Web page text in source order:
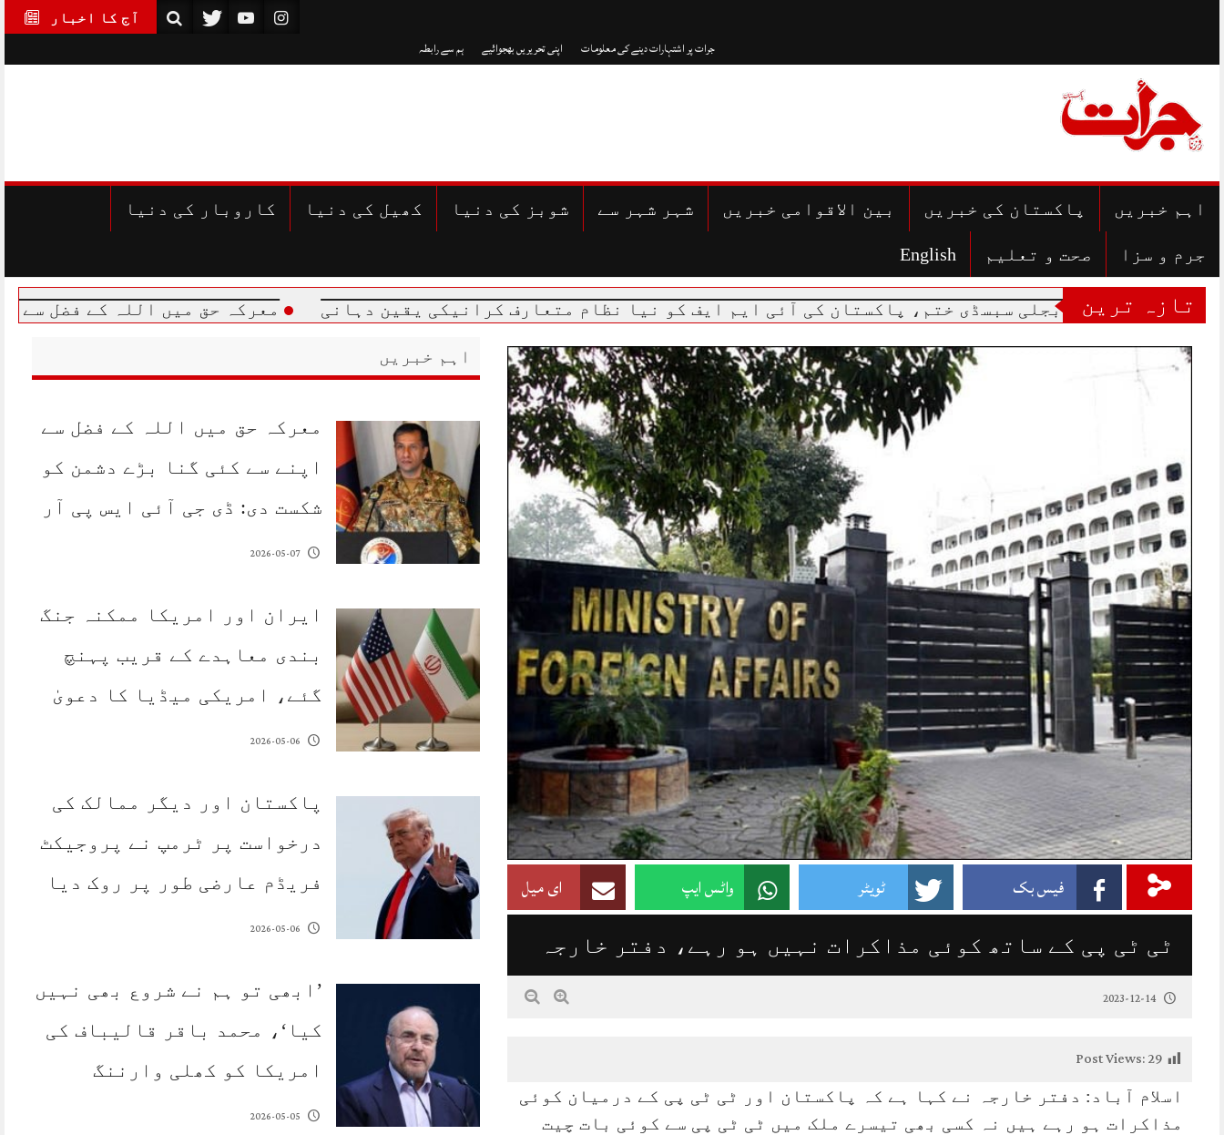
آج کا اخبار
جرات پر اشتہارات دینے کی معلومات اپنی تحریریں بھجوائیے ہم سے رابطہ
اہم خبریں پاکستان کی خبریں بین الاقوامی خبریں شہر شہر سے شوبز کی دنیا کھیل کی دنیا کاروبار کی دنیا
جرم و سزا صحت و تعلیم English
تازہ ترین معرکہ حق میں اللہ کے فضل سے اپنے سے
فیس بک ٹویٹر واٹس ایپ ای میل
ٹی ٹی پی کے ساتھ کوئی مذاکرات نہیں ہو رہے، دفتر خارجہ
2023-12-14
Post Views:29
اسلام آباد: دفتر خارجہ نے کہا ہے کہ پاکستان اور ٹی ٹی پی کے درمیان کوئی
مذاکرات ہو رہے ہیں نہ کسی بھی تیسرے ملک میں ٹی ٹی پی سے کوئی بات چیت
اہم خبریں
معرکہ حق میں اللہ کے فضل سے
اپنے سے کئی گنا بڑے دشمن کو
شکست دی: ڈی جی آئی ایس پی آر
2026-05-07
ایران اور امریکا ممکنہ جنگ
بندی معاہدے کے قریب پہنچ
گئے، امریکی میڈیا کا دعویٰ
2026-05-06
پاکستان اور دیگر ممالک کی
درخواست پر ٹرمپ نے پروجیکٹ
فریڈم عارضی طور پر روک دیا
2026-05-06
’ابھی تو ہم نے شروع بھی نہیں
کیا‘، محمد باقر قالیباف کی
امریکا کو کھلی وارننگ
2026-05-05